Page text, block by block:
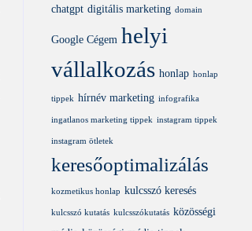
chatgpt digitális marketing domain
Google Cégem helyi
vállalkozás honlap honlap
tippek hírnév marketing infografika
ingatlanos marketing tippek instagram tippek
instagram ötletek
keresőoptimalizálás
kozmetikus honlap kulcsszó keresés
kulcsszó kutatás kulcsszókutatás közösségi